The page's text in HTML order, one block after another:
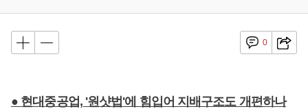
0
● 현대중공업, '원샷법'에 힘입어 지배구조도 개편하나